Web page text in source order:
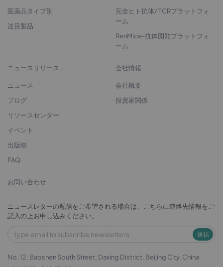
医薬品タイプ別
注目製品
完全ヒト抗体/ TCRプラットフォ
ーム
RenMice-抗体開発プラットフォ
ーム
ニュースリリース
ニュース
ブログ
リソースセンター
イベント
出版物
FAQ
会社情報
会社概要
投資家関係
お問い合わせ
ニュースレターの配信をご希望される場合は、こちらに連絡先情報をご
記入の上お申し込みください。
送信
No. 12, Baoshen South Street, Daxing District, Beijing City, China